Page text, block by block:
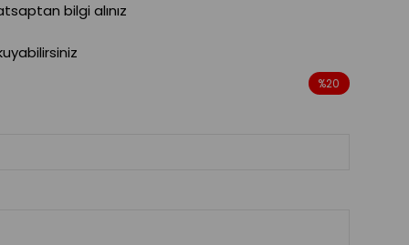
bilgi alınız
%20